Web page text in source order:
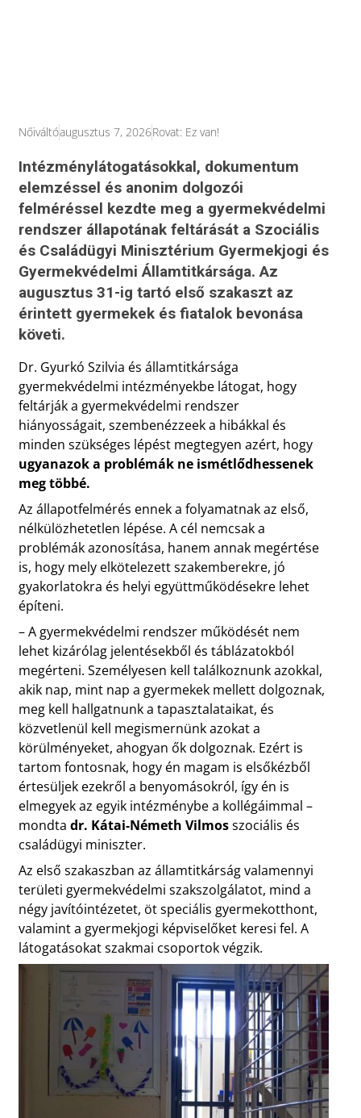
Nőiváltóaugusztus 7, 2026Rovat: Ez van!
Intézménylátogatásokkal, dokumentum
elemzéssel és anonim dolgozói
felméréssel kezdte meg a gyermekvédelmi
rendszer állapotának feltárását a Szociális
és Családügyi Minisztérium Gyermekjogi és
Gyermekvédelmi Államtitkársága. Az
augusztus 31-ig tartó első szakaszt az
érintett gyermekek és fiatalok bevonása
követi.
Dr. Gyurkó Szilvia és államtitkársága
gyermekvédelmi intézményekbe látogat, hogy
feltárják a gyermekvédelmi rendszer
hiányosságait, szembenézzeek a hibákkal és
minden szükséges lépést megtegyen azért, hogy
ugyanazok a problémák ne ismétlődhessenek
meg többé.
Az állapotfelmérés ennek a folyamatnak az első,
nélkülözhetetlen lépése. A cél nemcsak a
problémák azonosítása, hanem annak megértése
is, hogy mely elkötelezett szakemberekre, jó
gyakorlatokra és helyi együttműködésekre lehet
építeni.
– A gyermekvédelmi rendszer működését nem
lehet kizárólag jelentésekből és táblázatokból
megérteni. Személyesen kell találkoznunk azokkal,
akik nap, mint nap a gyermekek mellett dolgoznak,
meg kell hallgatnunk a tapasztalataikat, és
közvetlenül kell megismernünk azokat a
körülményeket, ahogyan ők dolgoznak. Ezért is
tartom fontosnak, hogy én magam is elsőkézből
értesüljek ezekről a benyomásokról, így én is
elmegyek az egyik intézménybe a kollégáimmal –
mondta dr. Kátai-Németh Vilmosszociális és
családügyi miniszter.
Az első szakaszban az államtitkárság valamennyi
területi gyermekvédelmi szakszolgálatot, mind a
négy javítóintézetet, öt speciális gyermekotthont,
valamint a gyermekjogi képviselőket keresi fel. A
látogatásokat szakmai csoportok végzik.